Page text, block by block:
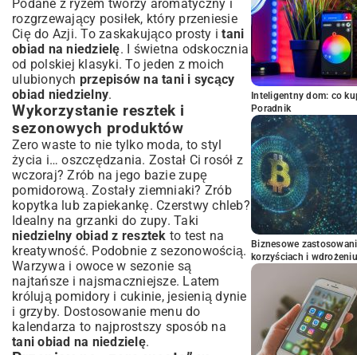
Podane z ryżem tworzy aromatyczny i
rozgrzewający posiłek, który przeniesie
Cię do Azji. To zaskakująco prosty itani
obiad na niedzielę. I świetna odskocznia
od polskiej klasyki. To jeden z moich
ulubionych przepisów na tani i sycący
obiad niedzielny.
Wykorzystanie resztek i
sezonowych produktów
Zero waste to nie tylko moda, to styl
życia i… oszczędzania. Został Ci rosół z
wczoraj? Zrób na jego bazie zupę
pomidorową. Zostały ziemniaki? Zrób
kopytka lub zapiekankę. Czerstwy chleb?
Idealny na grzanki do zupy. Taki
niedzielny obiad z resztek to test na
kreatywność. Podobnie z sezonowością.
Warzywa i owoce w sezonie są
najtańsze i najsmaczniejsze. Latem
królują pomidory i cukinie, jesienią dynie
i grzyby. Dostosowanie menu do
kalendarza to najprostszy sposób na
tani obiad na niedzielę.
Inteligentny dom: co
Poradnik
Biznesowe
korzyściach i wdrożeniu